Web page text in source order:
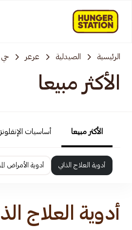
الرئيسية الصيدلية عرعر حي
الأكثر مبيعا
الأكثر مبيعا أساسيات
أدوية العلاج الذاتي أدوية الأمراض
أدوية العلاج